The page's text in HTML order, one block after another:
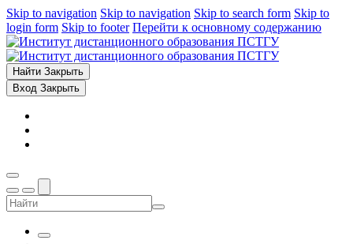
Skip to navigation Skip to navigation Skip to search form Skip to
login form Skip to footer Перейти к основному содержанию
Найти Закрыть
Вход Закрыть